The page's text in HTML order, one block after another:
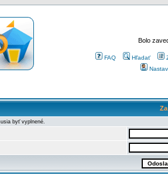
Bolo
FAQ Hľadať
byť vyplnené.